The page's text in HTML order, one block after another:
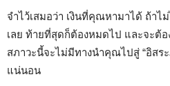
จำไว้เสมอว่า เงินที่คุณหามาได้ ถ้าไ
เลย ท้ายที่สุดก็ต้องหมดไป และจะต้
สภาวะนี้จะไม่มีทางนำคุณไปสู่ “อิสระ
แน่นอน